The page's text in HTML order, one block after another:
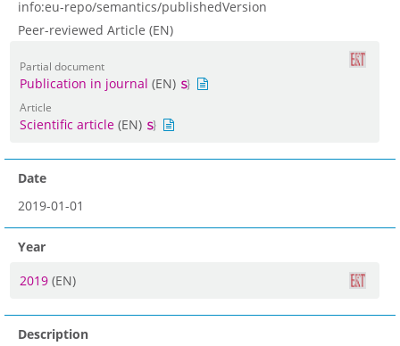
info:eu-repo/semantics/publishedVersion
Peer-reviewed Article (EN)
Partial document
Publication in journal (EN)
Article
Scientific article (EN)
Date
2019-01-01
Year
2019 (EN)
Description